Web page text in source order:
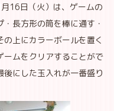
16日（火）は、ゲームの
長方形の筒を棒に通す・
上にカラーボールを置く
ームをクリアすることがで
にした玉入れが一番盛り